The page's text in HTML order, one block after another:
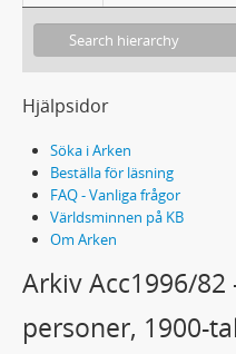
Hjälpsidor
Söka i Arken
Beställa för läsning
FAQ - Vanliga frågor
Världsminnen på KB
Om Arken
Arkiv Acc1996/
personer, 1900-